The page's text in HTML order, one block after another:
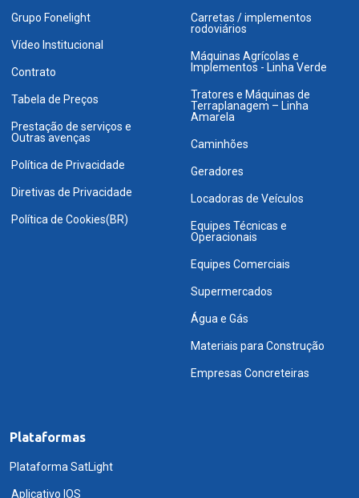
Grupo Fonelight
Vídeo Institucional
Contrato
Tabela de Preços
Prestação de serviços e
Outras avenças
Política de Privacidade
Diretivas de Privacidade
Política de Cookies(BR)
Carretas / implementos
rodoviários
Máquinas Agrícolas e
Implementos - Linha Verde
Tratores e Máquinas de
Terraplanagem – Linha
Amarela
Caminhões
Geradores
Locadoras de Veículos
Equipes Técnicas e
Operacionais
Equipes Comerciais
Supermercados
Água e Gás
Materiais para Construção
Empresas Concreteiras
Plataformas
Plataforma SatLight
Aplicativo IOS